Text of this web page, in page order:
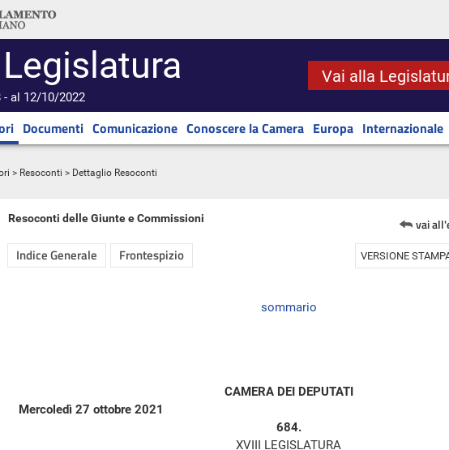
al 12/10/2022
Vai alla
Documenti Comunicazione Conoscere la Camera Europa Internazionale
> Resoconti > Dettaglio Resoconti
Resoconti delle Giunte e Commissioni vai
Indice Generale Frontespizio VERSIONE
sommario
CAMERA DEI DEPUTATI
Mercoledì 27 ottobre 2021
684.
XVIII LEGISLATURA